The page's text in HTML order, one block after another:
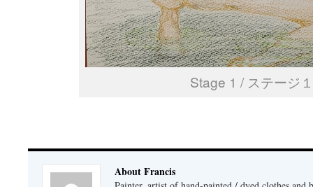
Stage 1 / ステージ１
About Francis